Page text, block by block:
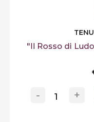
"Il Rosso di
+
-